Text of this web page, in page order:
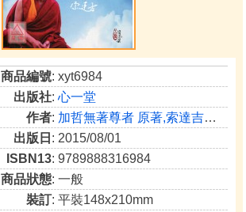
商品編號: xyt6984
出版社:心一堂
作者: 加哲無著尊者 原著,索達吉堪布仁波切 講解
出版日 : 2015/08/01
ISBN13: 9789888316984
商品狀態: 一般
裝訂: 平裝148x210mm